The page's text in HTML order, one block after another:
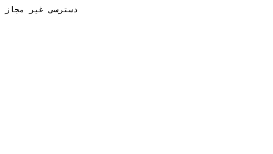
دسترسی غیر مجاز